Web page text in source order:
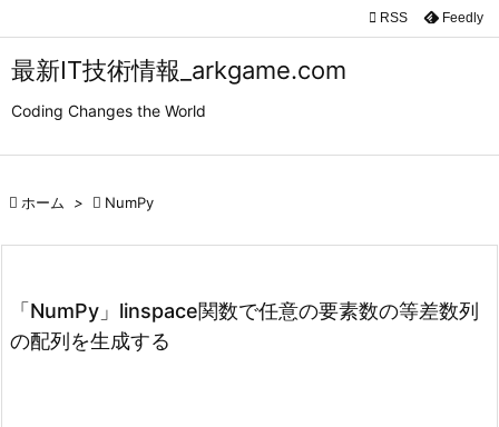
最新IT技術情報_arkgame.com
Coding Changes the World


検索
 RSS Feedly
 ホーム >  NumPy
「NumPy」linspace関数で任意の要素数の等差数列
の配列を生成する